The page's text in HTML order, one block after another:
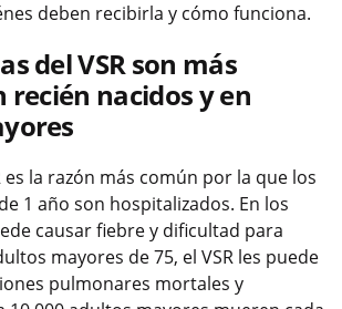
deben recibirla y cómo funciona.
del VSR son más
recién nacidos y en
es la razón más común por la que los
1 año son hospitalizados. En los
causar fiebre y dificultad para
mayores de 75, el VSR les puede
pulmonares mortales y